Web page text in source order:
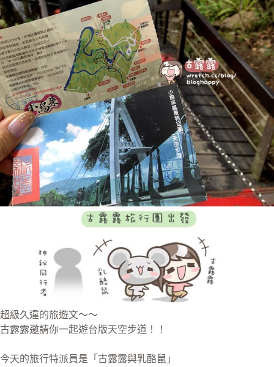
超級久違的旅遊文～～
古露露邀請你一起遊台版天空步道！！
今天的旅行特派員是「古露露與乳酪鼠」